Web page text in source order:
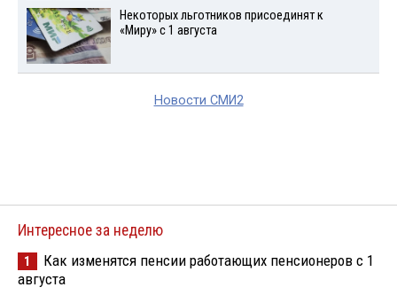
Некоторых льготников присоединят к
«Миру» с 1 августа
Новости СМИ2
Интересное за неделю
1
Как изменятся пенсии работающих пенсионеров с 1
августа